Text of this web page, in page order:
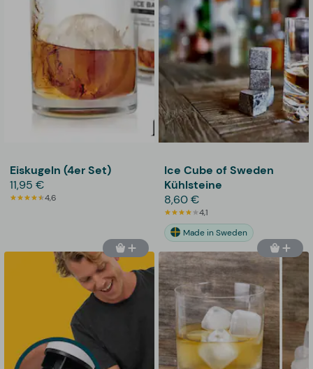
Eiskugeln (4er Set)
11,95 €
4,6
Ice Cube of Sweden
Kühlsteine
8,60 €
4,1
Made in Sweden